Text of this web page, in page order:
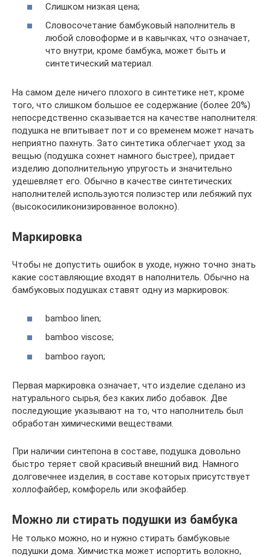
Слишком низкая цена;
Словосочетание бамбуковый наполнитель в
любой словоформе и в кавычках, что означает,
что внутри, кроме бамбука, может быть и
синтетический материал.
На самом деле ничего плохого в синтетике нет, кроме
того, что слишком большое ее содержание (более 20%)
непосредственно сказывается на качестве наполнителя:
подушка не впитывает пот и со временем может начать
неприятно пахнуть. Зато синтетика облегчает уход за
вещью (подушка сохнет намного быстрее), придает
изделию дополнительную упругость и значительно
удешевляет его. Обычно в качестве синтетических
наполнителей используются полиэстер или лебяжий пух
(высокосиликонизированное волокно).
Маркировка
Чтобы не допустить ошибок в уходе, нужно точно знать
какие составляющие входят в наполнитель. Обычно на
бамбуковых подушках ставят одну из маркировок:
bamboo linen;
bamboo viscose;
bamboo rayon;
Первая маркировка означает, что изделие сделано из
натурального сырья, без каких либо добавок. Две
последующие указывают на то, что наполнитель был
обработан химическими веществами.
При наличии синтепона в составе, подушка довольно
быстро теряет свой красивый внешний вид. Намного
долговечнее изделия, в составе которых присутствует
холлофайбер, комфорель или экофайбер.
Можно ли стирать подушки из бамбука
Не только можно, но и нужно стирать бамбуковые
подушки дома. Химчистка может испортить волокно,